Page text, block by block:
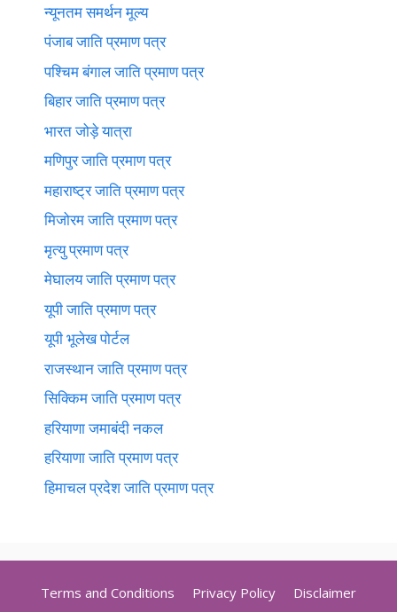
न्यूनतम समर्थन मूल्य
पंजाब जाति प्रमाण पत्र
पश्चिम बंगाल जाति प्रमाण पत्र
बिहार जाति प्रमाण पत्र
भारत जोड़े यात्रा
मणिपुर जाति प्रमाण पत्र
महाराष्ट्र जाति प्रमाण पत्र
मिजोरम जाति प्रमाण पत्र
मृत्यु प्रमाण पत्र
मेघालय जाति प्रमाण पत्र
यूपी जाति प्रमाण पत्र
यूपी भूलेख पोर्टल
राजस्थान जाति प्रमाण पत्र
सिक्किम जाति प्रमाण पत्र
हरियाणा जमाबंदी नकल
हरियाणा जाति प्रमाण पत्र
हिमाचल प्रदेश जाति प्रमाण पत्र
Terms and Conditions Privacy Policy
Disclaimer